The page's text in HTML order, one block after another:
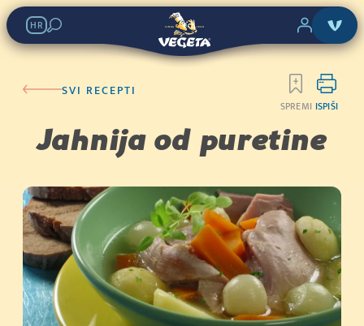
HR
SVI RECEPTI
SPREMI ISPIŠI
Jahnija od puretine
Potraži u trgovinama:
KATEGORIJA 2
Kupi sada